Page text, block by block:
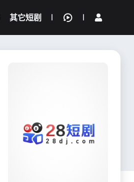
其它短剧